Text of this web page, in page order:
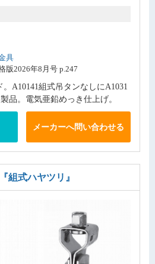
具
版2026年8月号 p.247
A10141組式吊タンなしにA1031
品。電気亜鉛めっき仕上げ。
メーカーへ問い合わせる
『組式ハヤツリ』